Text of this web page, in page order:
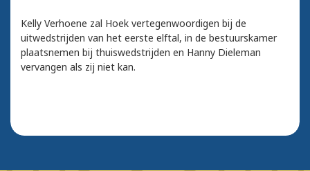
Kelly Verhoene zal Hoek vertegenwoordigen bij de
uitwedstrijden van het eerste elftal, in de bestuurskamer
plaatsnemen bij thuiswedstrijden en Hanny Dieleman
vervangen als zij niet kan.